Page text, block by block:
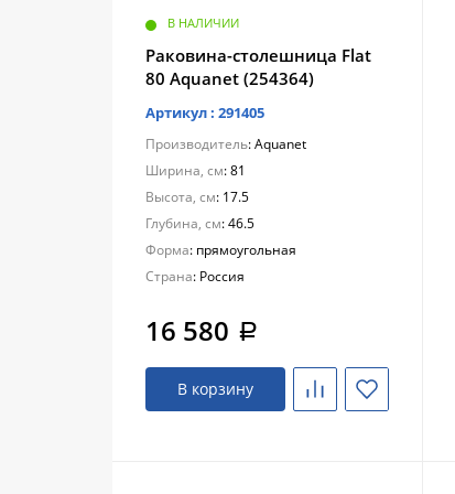
В НАЛИЧИИ
Раковина-столешница Flat
80 Aquanet (254364)
Артикул : 291405
Производитель: Aquanet
Ширина, см: 81
Высота, см: 17.5
Глубина, см: 46.5
Форма: прямоугольная
Страна: Россия
16 580 a
В корзину